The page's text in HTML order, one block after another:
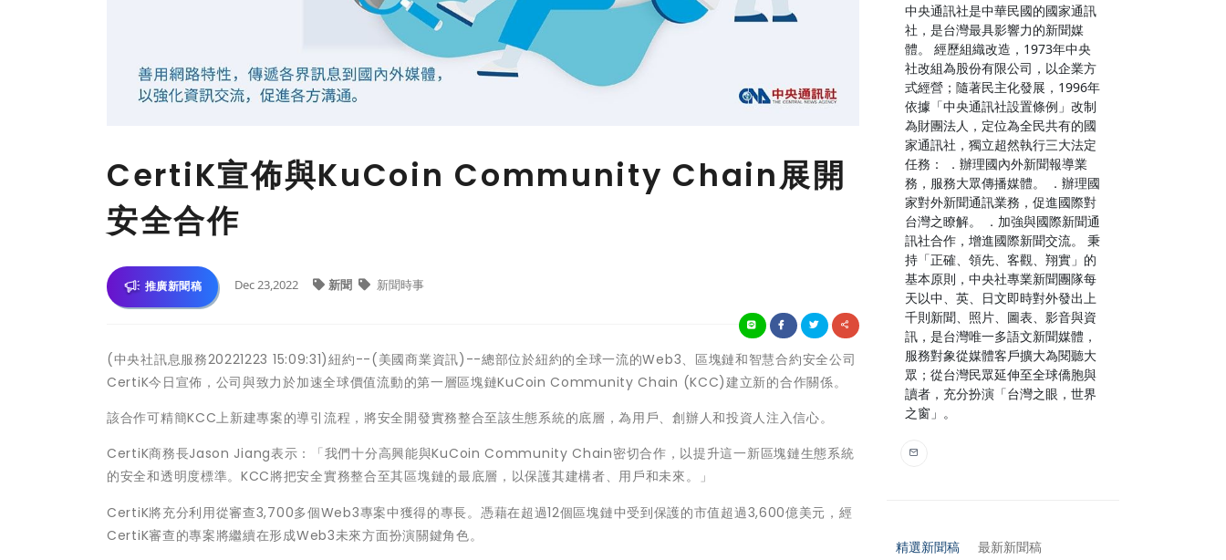
CertiK宣佈與KuCoin Community Chain展開
安全合作
推廣新聞稿 Dec 23,2022 新聞 新聞時事
(中央社訊息服務20221223 15:09:31)紐約--(美國商業資訊)--總部位於紐約的全球一流的Web3、區塊鏈和智慧合約安全公司
CertiK今日宣佈，公司與致力於加速全球價值流動的第一層區塊鏈KuCoin Community Chain (KCC)建立新的合作關係。
該合作可精簡KCC上新建專案的導引流程，將安全開發實務整合至該生態系統的底層，為用戶、創辦人和投資人注入信心。
CertiK商務長Jason Jiang表示：「我們十分高興能與KuCoin Community Chain密切合作，以提升這一新區塊鏈生態系統
的安全和透明度標準。KCC將把安全實務整合至其區塊鏈的最底層，以保護其建構者、用戶和未來。」
CertiK將充分利用從審查3,700多個Web3專案中獲得的專長。憑藉在超過12個區塊鏈中受到保護的市值超過3,600億美元，經
CertiK審查的專案將繼續在形成Web3未來方面扮演關鍵角色。
中央通訊社是中華民國的國家通訊
社，是台灣最具影響力的新聞媒
體。 經歷組織改造，1973年中央
社改組為股份有限公司，以企業方
式經營；隨著民主化發展，1996年
依據「中央通訊社設置條例」改制
為財團法人，定位為全民共有的國
家通訊社，獨立超然執行三大法定
任務： ．辦理國內外新聞報導業
務，服務大眾傳播媒體。 ．辦理國
家對外新聞通訊業務，促進國際對
台灣之瞭解。 ．加強與國際新聞通
訊社合作，增進國際新聞交流。 秉
持「正確、領先、客觀、翔實」的
基本原則，中央社專業新聞團隊每
天以中、英、日文即時對外發出上
千則新聞、照片、圖表、影音與資
訊，是台灣唯一多語文新聞媒體，
服務對象從媒體客戶擴大為閱聽大
眾；從台灣民眾延伸至全球僑胞與
讀者，充分扮演「台灣之眼，世界
之窗」。
精選新聞稿 最新新聞稿